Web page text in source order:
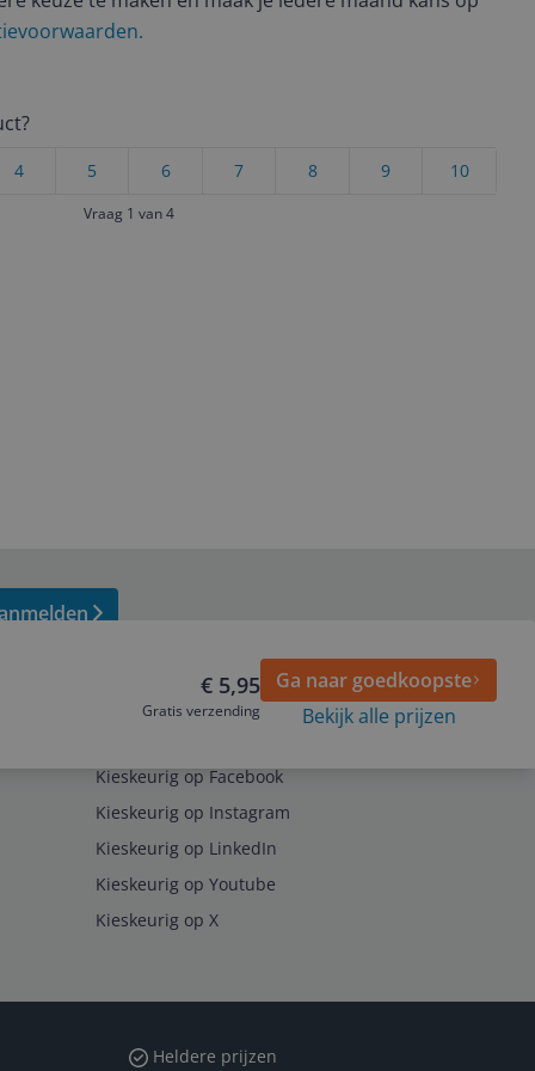
10
9
8
7
6
5
4
Vraag 1 van 4
€ 5,95
Gratis verzending
Ga naar goedkoopste
Bekijk alle prijzen
Kieskeurig op Facebook
Kieskeurig op Instagram
Kieskeurig op LinkedIn
Kieskeurig op Youtube
Kieskeurig op X
Heldere prijzen